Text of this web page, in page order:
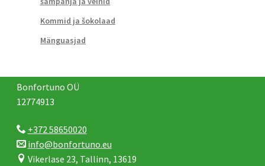
Kommid ja šokolaad
Mänguasjad
Bonfortuno OÜ
12774913
+372 58650020
info@bonfortuno.eu
Vikerlase 23, Tallinn, 13619